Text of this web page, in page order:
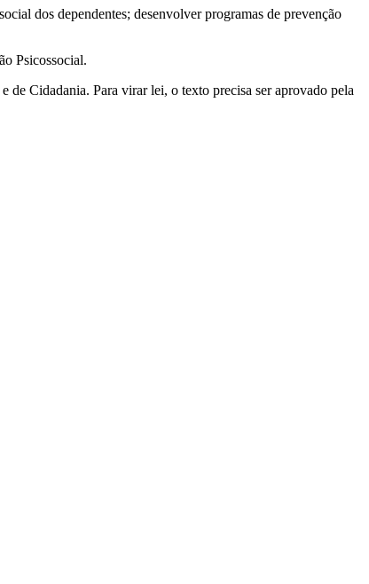
dos dependentes; desenvolver programas de prevenção
Psicossocial.
de Cidadania. Para virar lei, o texto precisa ser aprovado pela